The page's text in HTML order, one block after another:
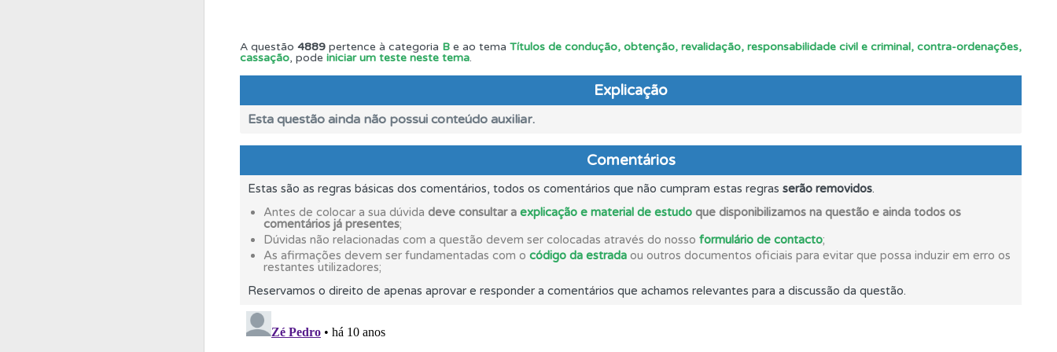
Biblioteca Consulte o código da estrada na nossa biblioteca.
Perfil Tem um histórico dos seus testes no seu perfil.
Testes O teste "Novas" apresenta-lhe questões a que ainda não respondeu.
O teste "Difícil" apresenta-lhe as questões mais falhadas na plataforma.
A questão 4889 pertence à categoria B e ao tema Títulos de condução, obtenção, revalidação, responsabilidade civil e criminal, contra-ordenações,
cassação, pode iniciar um teste neste tema.
Explicação
Esta questão ainda não possui conteúdo auxiliar.
Comentários
Estas são as regras básicas dos comentários, todos os comentários que não cumpram estas regras serão removidos.
Antes de colocar a sua dúvida deve consultar a explicação e material de estudo que disponibilizamos na questão e ainda todos os
comentários já presentes;
Dúvidas não relacionadas com a questão devem ser colocadas através do nosso formulário de contacto;
As afirmações devem ser fundamentadas com o código da estrada ou outros documentos oficiais para evitar que possa induzir em erro os
restantes utilizadores;
Reservamos o direito de apenas aprovar e responder a comentários que achamos relevantes para a discussão da questão.